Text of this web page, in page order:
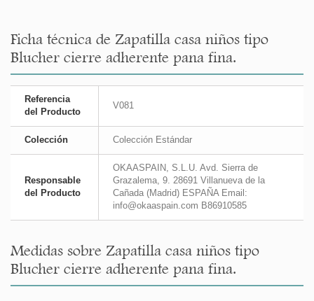
Ficha técnica de Zapatilla casa niños tipo
Blucher cierre adherente pana fina.
Referencia
del Producto
V081
Colección Colección Estándar
Responsable
del Producto
OKAASPAIN, S.L.U. Avd. Sierra de
Grazalema, 9. 28691 Villanueva de la
Cañada (Madrid) ESPAÑA Email:
info@okaaspain.com B86910585
Medidas sobre Zapatilla casa niños tipo
Blucher cierre adherente pana fina.